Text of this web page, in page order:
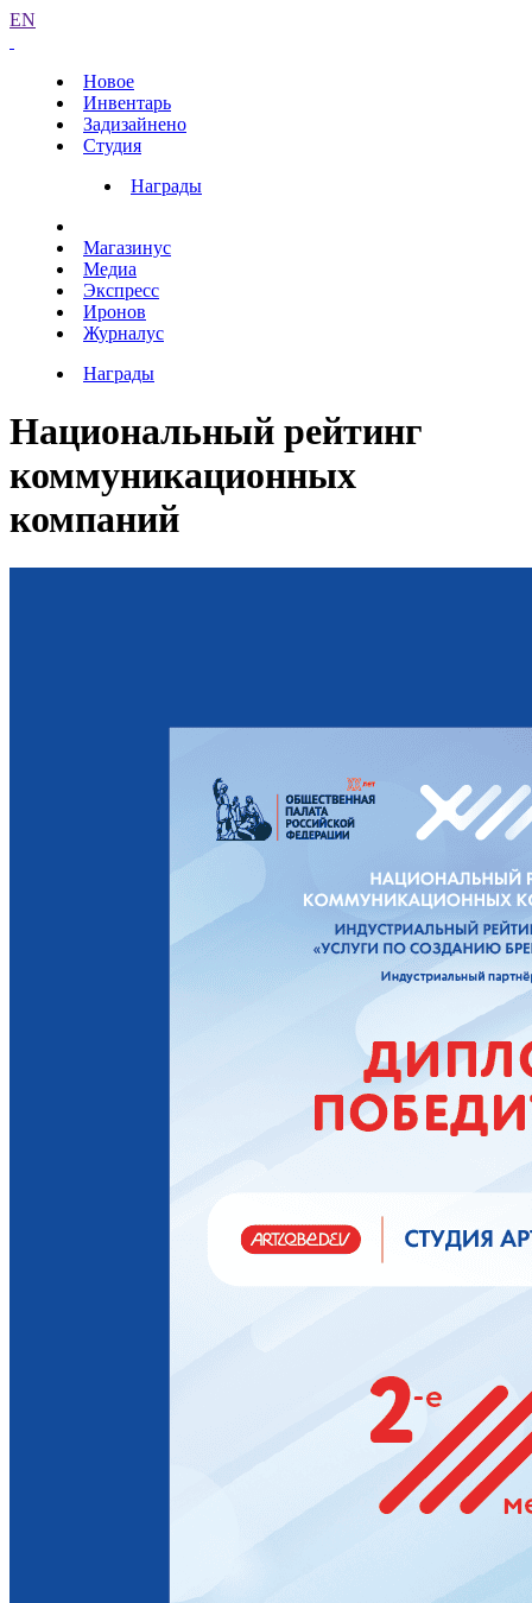
EN
Новое
Инвентарь
Задизайнено
Студия
Награды
Магазинус
Медиа
Экспресс
Иронов
Журналус
Награды
Национальный рейтинг
коммуникационных
компаний